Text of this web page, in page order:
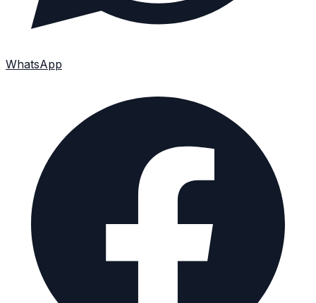
WhatsApp